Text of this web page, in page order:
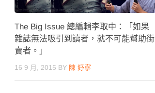
The Big Issue 總編輯李取中：「如果
雜誌無法吸引到讀者，就不可能幫助街
賣者。」
16 9 月, 2015 BY 陳 妤寧